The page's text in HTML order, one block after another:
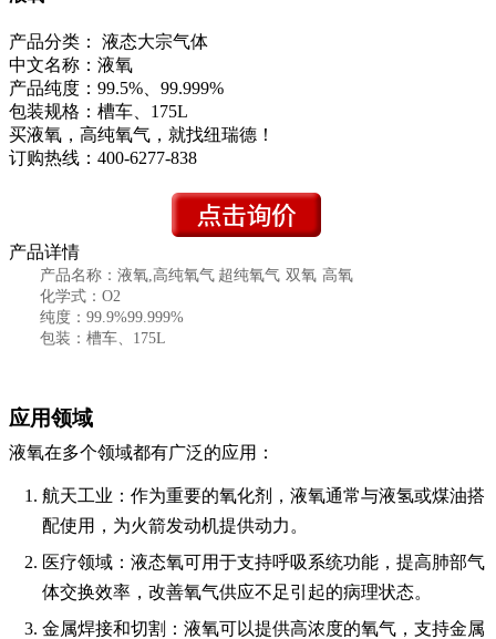
产品分类： 液态大宗气体
中文名称：液氧
产品纯度：99.5%、99.999%
包装规格：槽车、175L
买液氧，高纯氧气，就找纽瑞德！
订购热线： 400-6277-838
产品详情
产品名称：液氧, 高纯氧气 超纯氧气 双氧 高氧
化学式：O2
纯度：99.9%99.999%
包装：槽车、175L
应用领域
液氧在多个领域都有广泛的应用：
航天工业 ：作为重要的氧化剂，液氧通常与液氢或煤油搭
配使用，为火箭发动机提供动力。
医疗领域 ：液态氧可用于支持呼吸系统功能，提高肺部气
体交换效率，改善氧气供应不足引起的病理状态。
金属焊接和切割 ：液氧可以提供高浓度的氧气，支持金属